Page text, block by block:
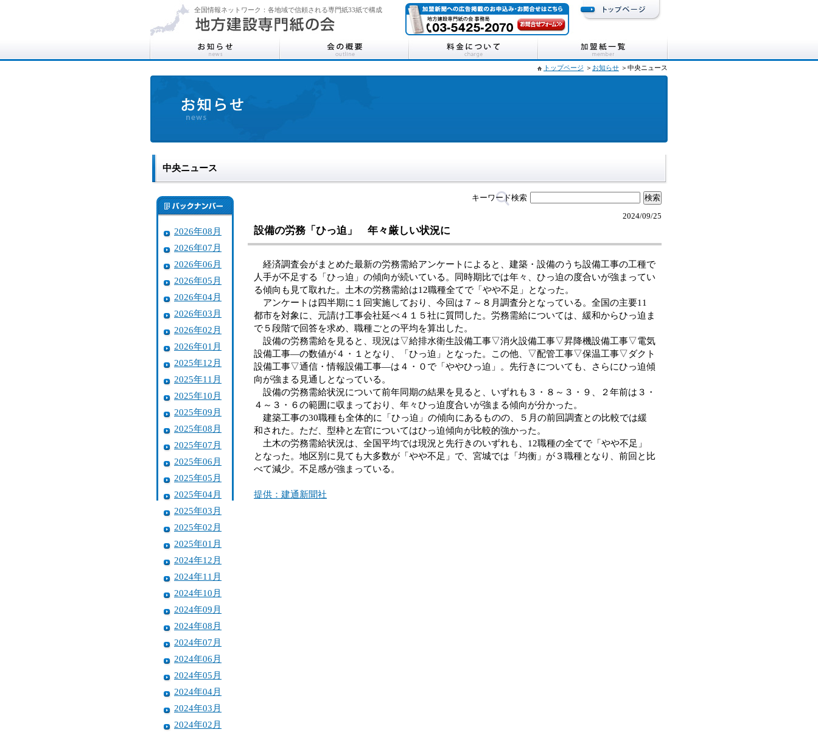
全国情報ネットワーク：各地域で信頼される専門紙33紙で構成
トップページ ＞ お知らせ ＞中央ニュース
中央ニュース
2026年08月
2026年07月
2026年06月
2026年05月
2026年04月
2026年03月
2026年02月
2026年01月
2025年12月
2025年11月
2025年10月
2025年09月
2025年08月
2025年07月
2025年06月
2025年05月
2025年04月
2025年03月
2025年02月
2025年01月
2024年12月
2024年11月
2024年10月
2024年09月
2024年08月
2024年07月
2024年06月
2024年05月
2024年04月
2024年03月
2024年02月
キーワード検索
2024/09/25
設備の労務「ひっ迫」 年々厳しい状況に
経済調査会がまとめた最新の労務需給アンケートによると、建築・設備のうち設備工事の工種で
人手が不足する「ひっ迫」の傾向が続いている。同時期比では年々、ひっ迫の度合いが強まってい
る傾向も見て取れた。土木の労務需給は12職種全てで「やや不足」となった。
アンケートは四半期に１回実施しており、今回は７～８月調査分となっている。全国の主要11
都市を対象に、元請け工事会社延べ４１５社に質問した。労務需給については、緩和からひっ迫ま
で５段階で回答を求め、職種ごとの平均を算出した。
設備の労務需給を見ると、現況は▽給排水衛生設備工事▽消火設備工事▽昇降機設備工事▽電気
設備工事―の数値が４・１となり、「ひっ迫」となった。この他、▽配管工事▽保温工事▽ダクト
設備工事▽通信・情報設備工事―は４・０で「ややひっ迫」。先行きについても、さらにひっ迫傾
向が強まる見通しとなっている。
設備の労務需給状況について前年同期の結果を見ると、いずれも３・８～３・９、２年前は３・
４～３・６の範囲に収まっており、年々ひっ迫度合いが強まる傾向が分かった。
建築工事の30職種も全体的に「ひっ迫」の傾向にあるものの、５月の前回調査との比較では緩
和された。ただ、型枠と左官についてはひっ迫傾向が比較的強かった。
土木の労務需給状況は、全国平均では現況と先行きのいずれも、12職種の全てで「やや不足」
となった。地区別に見ても大多数が「やや不足」で、宮城では「均衡」が３職種となり、前回と比
べて減少。不足感が強まっている。
提供：建通新聞社